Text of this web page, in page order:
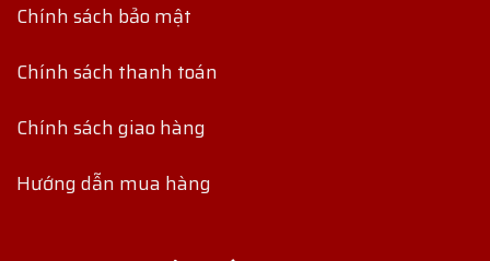
Chính sách bảo mật
Chính sách thanh toán
Chính sách giao hàng
Hướng dẫn mua hàng